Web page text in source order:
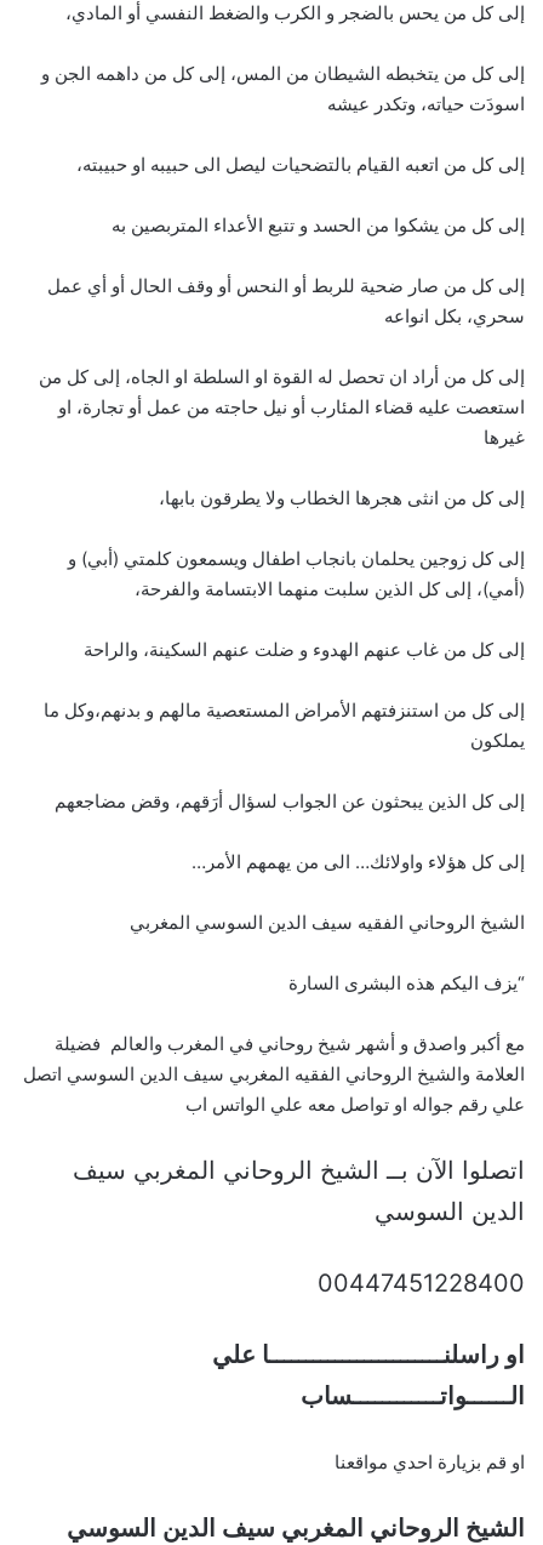
إلى كل من يحس بالضجر و الكرب والضغط النفسي أو المادي،
إلى كل من يتخبطه الشيطان من المس، إلى كل من داهمه الجن و
اسودَت حياته، وتكدر عيشه
إلى كل من اتعبه القيام بالتضحيات ليصل الى حبيبه او حبيبته،
إلى كل من يشكوا من الحسد و تتبع الأعداء المتربصين به
إلى كل من صار ضحية للربط أو النحس أو وقف الحال أو أي عمل
سحري، بكل انواعه
إلى كل من أراد ان تحصل له القوة او السلطة او الجاه، إلى كل من
استعصت عليه قضاء المئارب أو نيل حاجته من عمل أو تجارة، او
غيرها
إلى كل من انثى هجرها الخطاب ولا يطرقون بابها،
إلى كل زوجين يحلمان بانجاب اطفال ويسمعون كلمتي (أبي) و
(أمي)، إلى كل الذين سلبت منهما الابتسامة والفرحة،
إلى كل من غاب عنهم الهدوء و ضلت عنهم السكينة، والراحة
إلى كل من استنزفتهم الأمراض المستعصية مالهم و بدنهم،وكل ما
يملكون
إلى كل الذين يبحثون عن الجواب لسؤال أرَقهم، وقض مضاجعهم
إلى كل هؤلاء واولائك… الى من يهمهم الأمر…
الشيخ الروحاني الفقيه سيف الدين السوسي المغربي
“يزف اليكم هذه البشرى السارة
مع أكبر واصدق و أشهر شيخ روحاني في المغرب والعالم فضيلة
العلامة والشيخ الروحاني الفقيه المغربي سيف الدين السوسي اتصل
علي رقم جواله او تواصل معه علي الواتس اب
اتصلوا الآن بــ الشيخ الروحاني المغربي سيف
الدين السوسي
00447451228400
او راسلنــــــــــــــــــــــــا علي
الــــــواتــــــــــــساب
او قم بزيارة احدي مواقعنا
الشيخ الروحاني المغربي سيف الدين السوسي